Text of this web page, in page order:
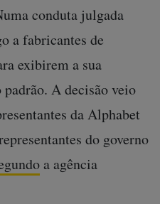
conduta julgada
a fabricantes de
exibirem a sua
A decisão veio
da Alphabet
do governo
a agência